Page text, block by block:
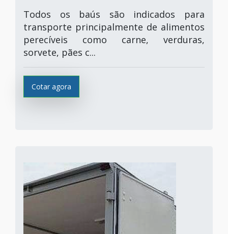
Todos os baús são indicados para
transporte principalmente de alimentos
perecíveis como carne, verduras,
sorvete, pães c...
Cotar agora